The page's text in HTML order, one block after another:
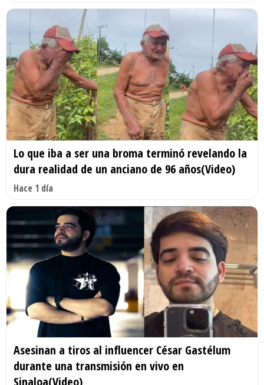
Lo que iba a ser una broma terminó revelando la
dura realidad de un anciano de 96 años(Video)
Hace 1 día
Asesinan a tiros al influencer César Gastélum
durante una transmisión en vivo en